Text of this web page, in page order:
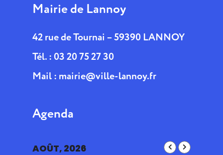
Mairie de Lannoy
42 rue de Tournai – 59390 LANNOY
Tél. : 03 20 75 27 30
Mail : mairie@ville-lannoy.fr
Agenda
AOÛT, 2026